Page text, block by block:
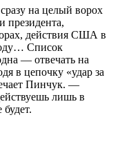
на целый ворох
президента,
действия США в
Список
— отвечать на
в цепочку «удар за
Пинчук. —
лишь в